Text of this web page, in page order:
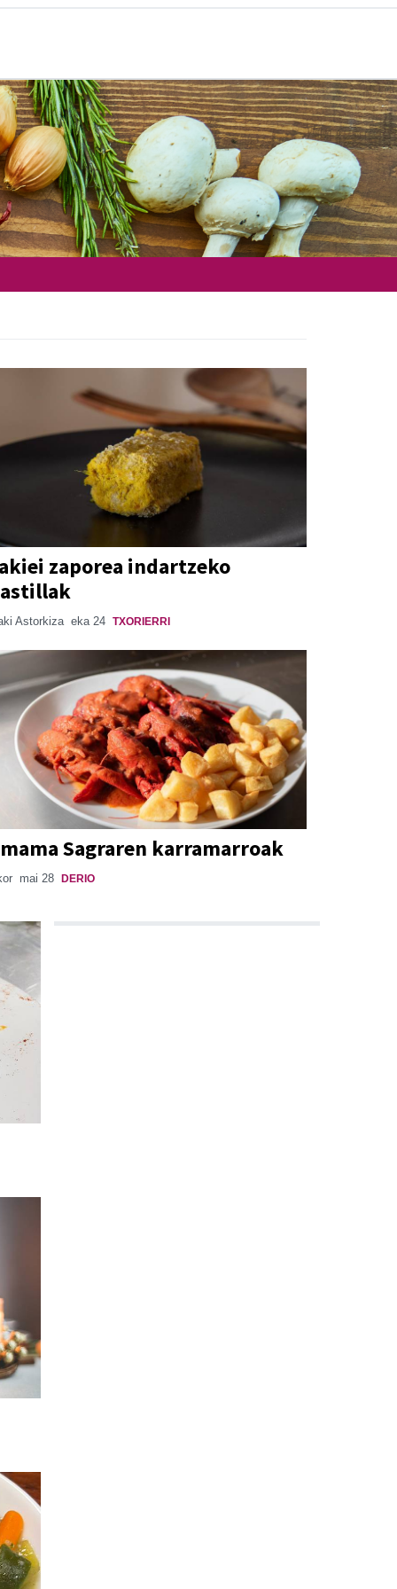
zaporea indartzeko
Astorkiza eka 24 TXORIERRI
Sagraren karramarroak
mai 28 DERIO